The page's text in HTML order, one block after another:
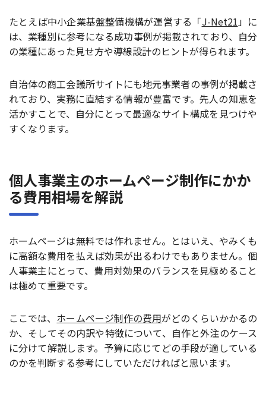
たとえば中小企業基盤整備機構が運営する「J-Net21」に
は、業種別に参考になる成功事例が掲載されており、自分
の業種にあった見せ方や導線設計のヒントが得られます。
自治体の商工会議所サイトにも地元事業者の事例が掲載さ
れており、実務に直結する情報が豊富です。先人の知恵を
活かすことで、自分にとって最適なサイト構成を見つけや
すくなります。
個人事業主のホームページ制作にかか
る費用相場を解説
ホームページは無料では作れません。とはいえ、やみくも
に高額な費用を払えば効果が出るわけでもありません。個
人事業主にとって、費用対効果のバランスを見極めること
は極めて重要です。
ここでは、 ホームページ制作の費用がどのくらいかかるの
か、そしてその内訳や特徴について、自作と外注のケース
に分けて解説します。予算に応じてどの手段が適している
のかを判断する参考にしていただければと思います。